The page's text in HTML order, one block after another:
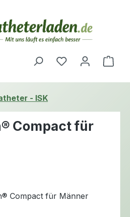
Du hast 0
- ISK
Compact für